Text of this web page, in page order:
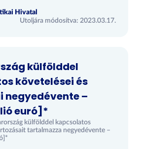
Hivatal
Utoljára módosítva: 2023.03.17.
külfölddel
követelései és
negyedévente –
euró]*
külfölddel kapcsolatos
tartalmazza negyedévente –